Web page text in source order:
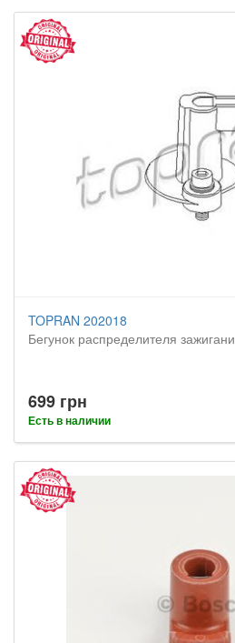
TOPRAN 202018
Бегунок распределителя зажигани
699 грн
Есть в наличии